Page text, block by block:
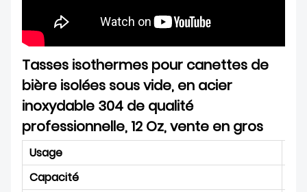
Tasses isothermes pour canettes de
bière isolées sous vide, en acier
inoxydable 304 de qualité
professionnelle, 12 Oz, vente en gros
Usage
Capacité